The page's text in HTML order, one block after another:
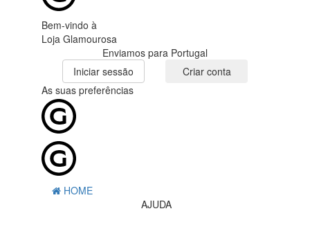
Bem-vindo à
Loja Glamourosa
Enviamos para Portugal
Iniciar sessão
Criar conta
As suas preferências
HOME
AJUDA